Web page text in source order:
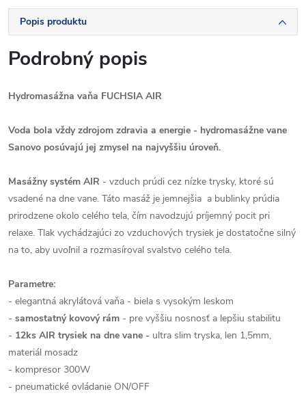
Popis produktu
Podrobný popis
Hydromasážna vaňa FUCHSIA AIR
Voda bola vždy zdrojom zdravia a energie - hydromasážne vane
Sanovo posúvajú jej zmysel na najvyššiu úroveň.
Masážny systém AIR - vzduch prúdi cez nízke trysky, ktoré sú
vsadené na dne vane. Táto masáž je jemnejšia a bublinky prúdia
prirodzene okolo celého tela, čím navodzujú príjemný pocit pri
relaxe. Tlak vychádzajúci zo vzduchových trysiek je dostatočne silný
na to, aby uvoľnil a rozmasíroval svalstvo celého tela.
Parametre:
- elegantná akrylátová vaňa - biela s vysokým leskom
- samostatný kovový rám - pre vyššiu nosnosť a lepšiu stabilitu
- 12ks AIR trysiek na dne vane - ultra slim tryska, len 1,5mm,
materiál mosadz
- kompresor 300W
- pneumatické ovládanie ON/OFF